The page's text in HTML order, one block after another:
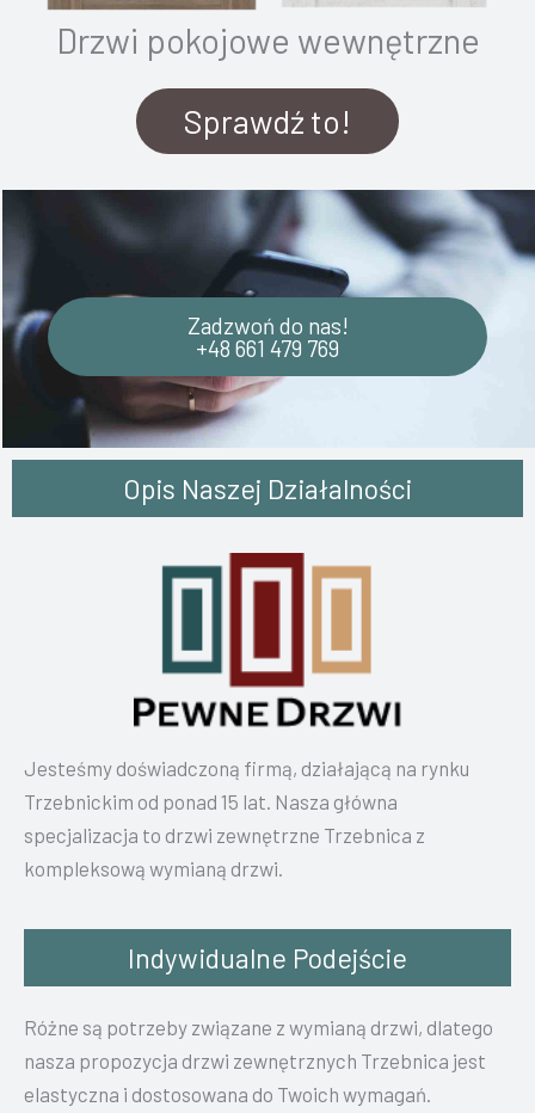
Drzwi pokojowe wewnętrzne
Sprawdź to!
Zadzwoń do nas!
+48 661 479 769
Opis Naszej Działalności
Jesteśmy doświadczoną firmą, działającą na rynku
Trzebnickim od ponad 15 lat. Nasza główna
specjalizacja to drzwi zewnętrzne Trzebnica z
kompleksową wymianą drzwi.
Indywidualne Podejście
Różne są potrzeby związane z wymianą drzwi, dlatego
nasza propozycja drzwi zewnętrznych Trzebnica jest
elastyczna i dostosowana do Twoich wymagań.